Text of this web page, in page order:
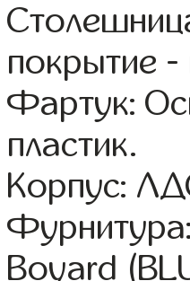
покрытие -
Фартук:
пластик.
Корпус:
Boyard